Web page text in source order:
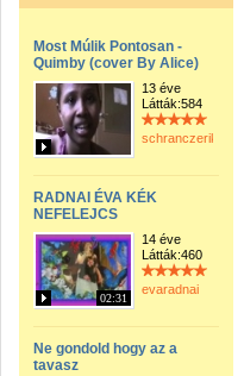
Most Múlik Pontosan -
Quimby (cover By Alice)
13 éve
Látták:584
schranczerika
RADNAI ÉVA KÉK
NEFELEJCS
02:31
14 éve
Látták:460
evaradnai
Ne gondold hogy az a
tavasz